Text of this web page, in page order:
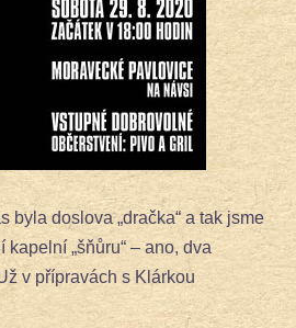
byla doslova „dračka“ a tak jsme
„šňůru“ – ano, dva
v přípravách s Klárkou